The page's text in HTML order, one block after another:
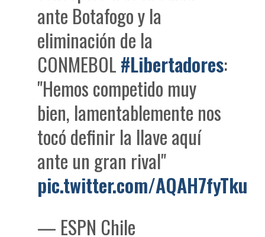
ante Botafogo y la
eliminación de la
CONMEBOL#Libertadores:
"Hemos competido muy
bien, lamentablemente nos
tocó definir la llave aquí
ante un gran rival"
pic.twitter.com/AQAH7fyTku
— ESPN Chile